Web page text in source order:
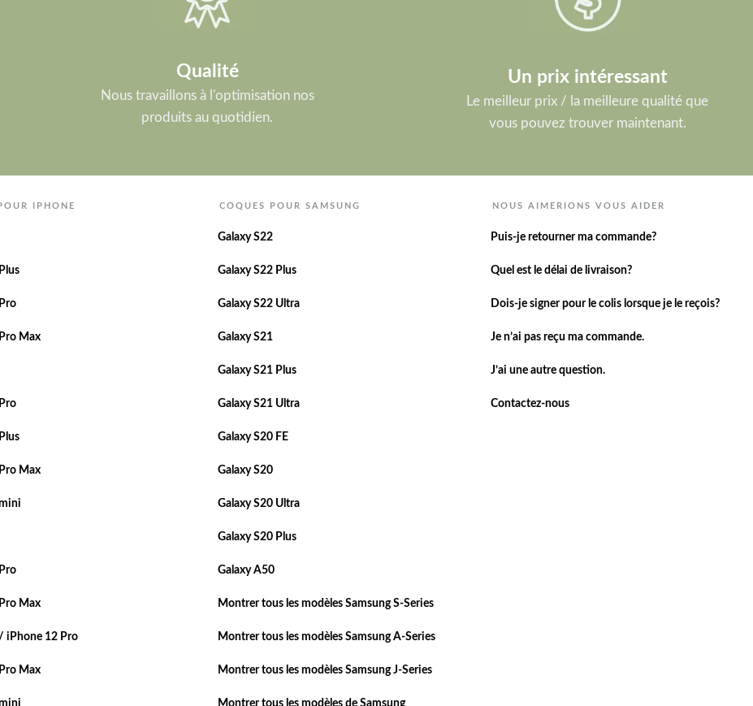
Qualité
Nous travaillons à l'optimisation nos
produits au quotidien.
Un prix intéressant
Le meilleur prix / la meilleure qualité que
vous pouvez trouver maintenant.
IPHONE
Max
Max
Max
iPhone 12 Pro
Max
COQUES POUR SAMSUNG
Galaxy S22
Galaxy S22 Plus
Galaxy S22 Ultra
Galaxy S21
Galaxy S21 Plus
Galaxy S21 Ultra
Galaxy S20 FE
Galaxy S20
Galaxy S20 Ultra
Galaxy S20 Plus
Galaxy A50
Montrer tous les modèles Samsung S-Series
Montrer tous les modèles Samsung A-Series
Montrer tous les modèles Samsung J-Series
NOUS AIMERIONS VOUS AIDER
Puis-je retourner ma commande?
Quel est le délai de livraison?
Dois-je signer pour le colis lorsque je le reçois?
Je n’ai pas reçu ma commande.
J’ai une autre question.
Contactez-nous